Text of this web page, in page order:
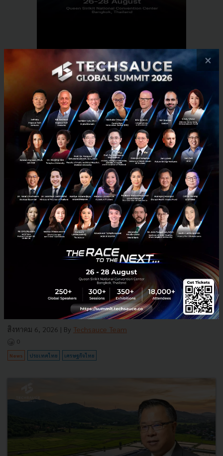
RELATED ARTICLE
3 เรื่องที่ประเทศไทยต้อง Focus สร้างคน–นวัตกรรม–ปฏิรูป
ระบบราชการ เพื่อยกระดับขีดความสามารถประเทศ
นายอนุทิน ชาญวีรกูล นายกรัฐมนตรีและรัฐมนตรีว่าการกระทรวง
มหาดไทย กล่าวปาฐกถาพิเศษในหัวข้อ “ฝ่าวิกฤติ รับมือระเบียบโลก
ใหม่” ในงาน The INTANIA Forum...
สิงหาคม 6, 2026 | By Techsauce Team
0
News ประเทศไทย เศรษฐกิจไทย
×